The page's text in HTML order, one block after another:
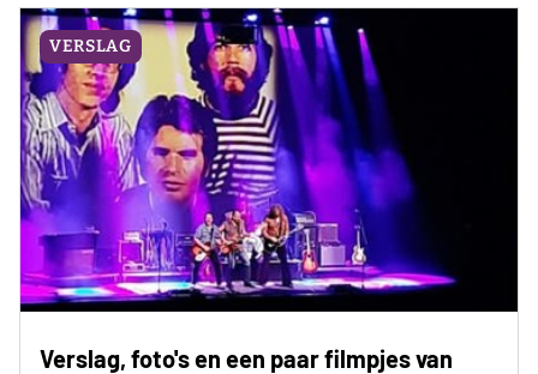
VERSLAG
Verslag, foto's en een paar filmpjes van